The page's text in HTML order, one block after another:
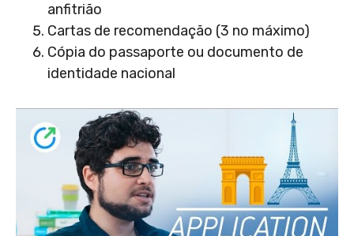
anfitrião
Cartas de recomendação (3 no máximo)
Cópia do passaporte ou documento de
identidade nacional